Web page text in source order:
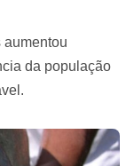
aumentou
da população